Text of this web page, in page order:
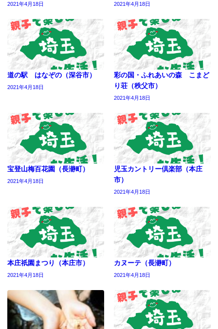
2021年4月18日 2021年4月18日
道の駅 はなぞの（深谷市）
2021年4月18日
彩の国・ふれあいの森 こまど
り荘（秩父市）
2021年4月18日
宝登山梅百花園（長瀞町）
2021年4月18日
児玉カントリー倶楽部（本庄
市）
2021年4月18日
本庄祇園まつり（本庄市）
2021年4月18日
カヌーテ（長瀞町）
2021年4月18日